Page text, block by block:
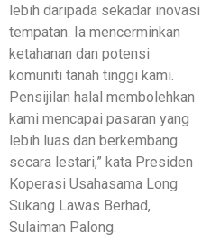
lebih daripada sekadar inovasi
tempatan. Ia mencerminkan
ketahanan dan potensi
komuniti tanah tinggi kami.
Pensijilan halal membolehkan
kami mencapai pasaran yang
lebih luas dan berkembang
secara lestari,” kata Presiden
Koperasi Usahasama Long
Sukang Lawas Berhad,
Sulaiman Palong.